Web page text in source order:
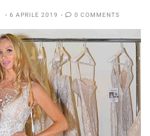
6 APRILE 2019 0 COMMENTS